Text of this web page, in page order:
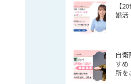
【
婚活
自衛
すめ
所を